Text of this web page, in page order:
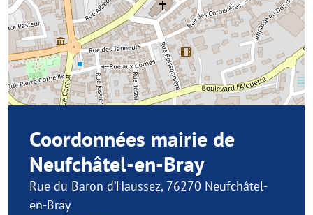
Coordonnées mairie de
Neufchâtel-en-Bray
Rue du Baron d’Haussez, 76270 Neufchâtel-
en-Bray